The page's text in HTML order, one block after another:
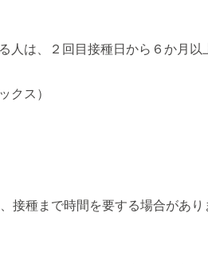
は、２回目接種日から６か月以
クス）
接種まで時間を要する場合があり